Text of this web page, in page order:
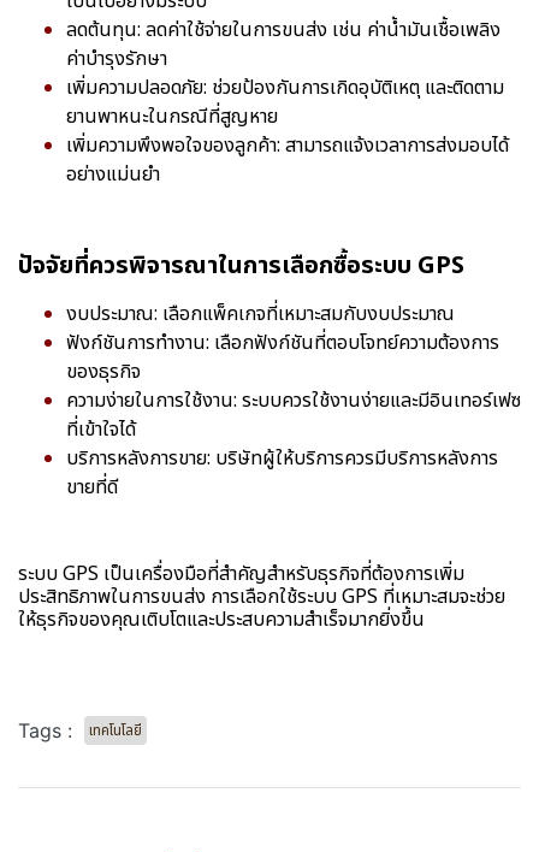
ลดต้นทุน: ลดค่าใช้จ่ายในการขนส่ง เช่น ค่าน้ำมันเชื้อเพลิง
ค่าบำรุงรักษา
เพิ่มความปลอดภัย: ช่วยป้องกันการเกิดอุบัติเหตุ และติดตาม
ยานพาหนะในกรณีที่สูญหาย
เพิ่มความพึงพอใจของลูกค้า: สามารถแจ้งเวลาการส่งมอบได้
อย่างแม่นยำ
ปัจจัยที่ควรพิจารณาในการเลือกซื้อระบบ GPS
งบประมาณ: เลือกแพ็คเกจที่เหมาะสมกับงบประมาณ
ฟังก์ชันการทำงาน: เลือกฟังก์ชันที่ตอบโจทย์ความต้องการ
ของธุรกิจ
ความง่ายในการใช้งาน: ระบบควรใช้งานง่ายและมีอินเทอร์เฟซ
ที่เข้าใจได้
บริการหลังการขาย: บริษัทผู้ให้บริการควรมีบริการหลังการ
ขายที่ดี
ระบบ GPS เป็นเครื่องมือที่สำคัญสำหรับธุรกิจที่ต้องการเพิ่ม
ประสิทธิภาพในการขนส่ง การเลือกใช้ระบบ GPS ที่เหมาะสมจะช่วย
ให้ธุรกิจของคุณเติบโตและประสบความสำเร็จมากยิ่งขึ้น
Tags : เทคโนโลยี